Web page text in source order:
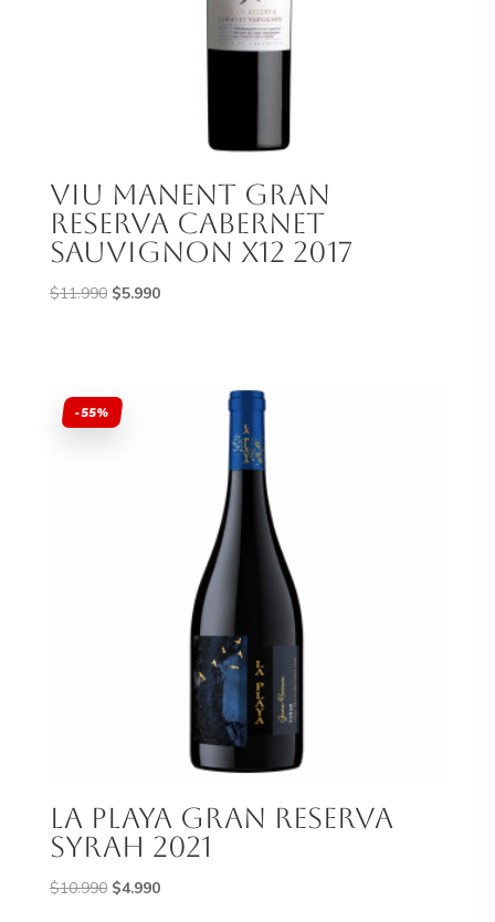
Viu Manent Gran
Reserva Cabernet
Sauvignon X12 2017
$11.990 El
$11.990.
$5.990El
-55%
La Playa Gran Reserva
Syrah 2021
$10.990 El
$4.990El